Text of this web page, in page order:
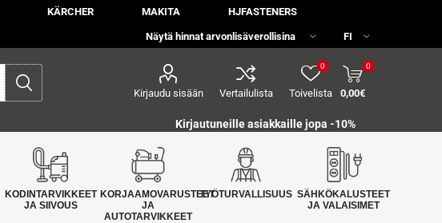
KÄRCHER MAKITA HJFASTENERS
Kirjaudu sisään Vertailulista Toivelista
0 0
0,00€
Kirjautuneille asiakkaille jopa -10%
KODINTARVIKKEET
JA SIIVOUS
KORJAAMOVARUSTEET
JA
AUTOTARVIKKEET
TYÖTURVALLISUUS SÄHKÖKALUSTEET
JA VALAISIMET